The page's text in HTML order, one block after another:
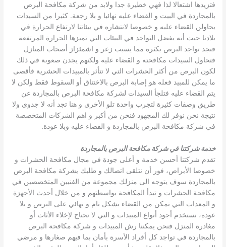
فتزيدها اشتعالا لذا فهي خطيرة جدا ولابد من شركة مكافحة البرص
بالمجاردة في البيت و القضاء عليه نهائيا و بلا رجعة. كثيرا من السيدات
يحاولن القضاء عليه و خصوصا لانتشاره في بيئاتنا لارتفاع الحرارة في
بلادنا حيث أنه يفضل التواجد في البيئات التي تميزها الحرارة المرتفعة
فنجد تواجد البرص بكثرة مما يسبب زعر و اشمئزاز أصحاب المنازل
فتحاول السيدات مكافحته و القضاء عليه ولكنهم يجدن صعوبة في ذلك
لكون البرص من أكثر الحشرات التي لا تتأثر بالمبيدات الحشرية فأقصى
ما يمكن للمبيد فعله هو إصابة البرص بالاختناق أو السقوط فقط ولكن لا
يتم القضاء عليه فتلجأ السيدات لشركة مكافحة البرص بالمجاردة عن
طريق وصفات كثيرة لتجرب واحدة تلو الأخرى و هنا تجد أنه لا جدوى ولا
نتيجة نحن نوفر لك المجهود فنحن من أكبر و اهم الشركات المتخصصة
في شركة مكافحة البرص بالمجاردة و القضاء عليه وبلا عودة.
خدمة شركتنا في شركة مكافحة البرص بالمجاردة
تقدم شركتنا أحسن خدمة و أعلى جودة في مجال مكافحة الحشرات و
خصوصا الأبراص، فور أن نتلقى اتصالك و طلبك بشركة مكافحة البرص
بالمجاردة سوف يتوجه الى منزلك مجموعة من الفنيين المتخصصين في
مكافحة الحشرات و تبدأ المكافحة بواسطتهم و من خلال أحدث الأجهزة
و المعدات التي تمكن من القضاء بشكل تام و نهائي على البرص و بلا
عودة، نستخدم أجود أنواع المبيدات و التي لا تحتاج لإخلاء الأثاث أو
مغادرة المنزل فنحن يمكننا رش المبيدات و شركة مكافحة البرص
بالمجاردة في تواجد كل أفراد الأسرة بأمان بما فيهم صغارها و مرضي